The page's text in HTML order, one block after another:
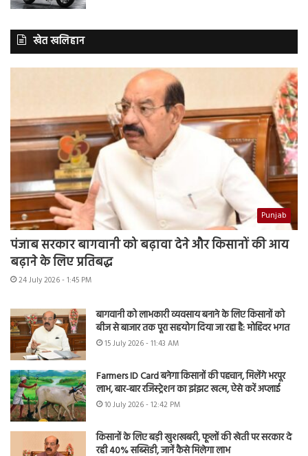
खेत खलिहान
Punjab
पंजाब सरकार बागवानी को बढ़ावा देने और किसानों की आय
बढ़ाने के लिए प्रतिबद्ध
24 July 2026 - 1:45 PM
बागवानी को लाभकारी व्यवसाय बनाने के लिए किसानों को
बीज से बाजार तक पूरा सहयोग दिया जा रहा है: मोहिंदर भगत
15 July 2026 - 11:43 AM
Farmers ID Card बनेगा किसानों की पहचान, मिलेंगे भरपूर
लाभ, बार-बार रजिस्ट्रेशन का झंझट खत्म, ऐसे करें अप्लाई
10 July 2026 - 12:42 PM
किसानों के लिए बड़ी खुशखबरी, फूलों की खेती पर सरकार दे
रही 40% सब्सिडी, जानें कैसे मिलेगा लाभ